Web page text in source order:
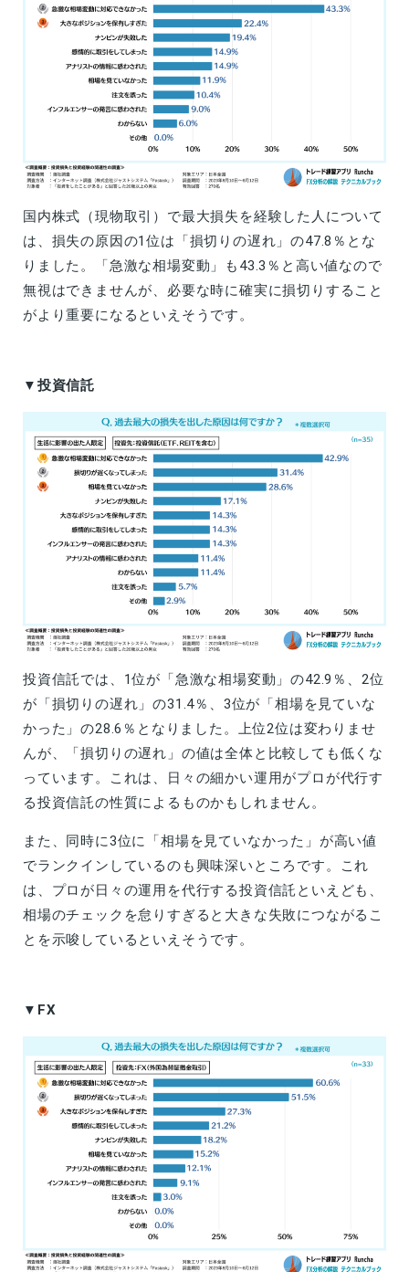
国内株式（現物取引）で最大損失を経験した人について
は、損失の原因の1位は「損切りの遅れ」の47.8％とな
りました。「急激な相場変動」も43.3％と高い値なので
無視はできませんが、必要な時に確実に損切りすること
がより重要になるといえそうです。
▼投資信託
投資信託では、1位が「急激な相場変動」の42.9％、2位
が「損切りの遅れ」の31.4％、3位が「相場を見ていな
かった」の28.6％となりました。上位2位は変わりませ
んが、「損切りの遅れ」の値は全体と比較しても低くな
っています。これは、日々の細かい運用がプロが代行す
る投資信託の性質によるものかもしれません。
また、同時に3位に「相場を見ていなかった」が高い値
でランクインしているのも興味深いところです。これ
は、プロが日々の運用を代行する投資信託といえども、
相場のチェックを怠りすぎると大きな失敗につながるこ
とを示唆しているといえそうです。
▼FX